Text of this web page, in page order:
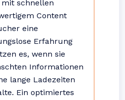
mit schnellen
Content
eine
Erfahrung
es, wenn sie
Informationen
lange Ladezeiten
Ein optimiertes